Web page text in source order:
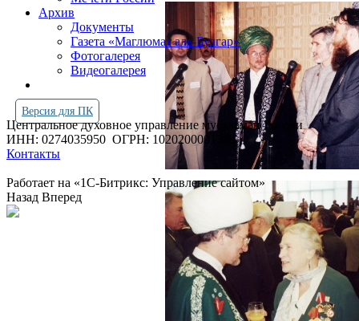
Архив
Документы
Газета «Маглюмат аль-Булгар»
Фотогалерея
Видеогалерея
Версия для ПК
Центральное духовное управление мусульман России
ИНН: 0274035950 ОГРН: 1020200001348
Контакты
Работает на «1С-Битрикс: Управление сайтом»
Просмотров всего:
4255986
Посетителей сегодня:
1055
Посетителей в онлайн:
18
Назад Вперед